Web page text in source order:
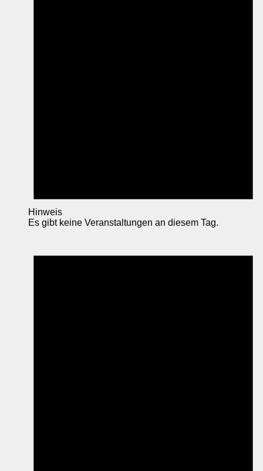
Hinweis
Es gibt keine Veranstaltungen an diesem Tag.